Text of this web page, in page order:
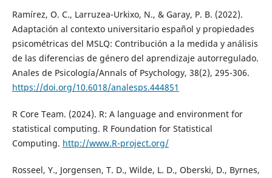
Ramírez, O. C., Larruzea-Urkixo, N., & Garay, P. B. (2022).
Adaptación al contexto universitario español y propiedades
psicométricas del MSLQ: Contribución a la medida y análisis
de las diferencias de género del aprendizaje autorregulado.
Anales de Psicología/Annals of Psychology, 38(2), 295-306.
https://doi.org/10.6018/analesps.444851
R Core Team. (2024). R: A language and environment for
statistical computing. R Foundation for Statistical
Computing. http://www.R-project.org/
Rosseel, Y., Jorgensen, T. D., Wilde, L. D., Oberski, D., Byrnes,